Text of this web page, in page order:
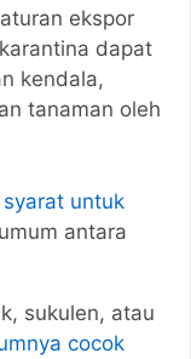
ekspor
karantina dapat
kendala,
tanaman oleh
untuk
antara
sukulen, atau
cocok